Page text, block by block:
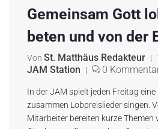
Gemeinsam Gott
beten und von der
Von St. Matthäus Redakteur |
JAM Station | 0
In der JAM spielt jeden Freitag
zusammen Lobpreislieder singen.
Mitarbeiter bereiten kurze Themen